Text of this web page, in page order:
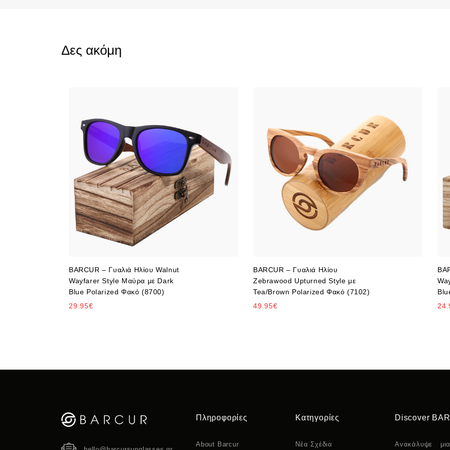
Δες ακόμη
BARCUR – Γυαλιά Ηλίου Walnut
Wayfarer Style Μαύρα με Dark
Blue Polarized Φακό (8700)
29.95€
BARCUR – Γυαλιά Ηλίου
Zebrawood Upturned Style με
Tea/Brown Polarized Φακό (7102)
49.95€
Πληροφορίες
About Barcur
Κατηγορίες
Νέα Σχέδια
Discover
Ανακάλυψε